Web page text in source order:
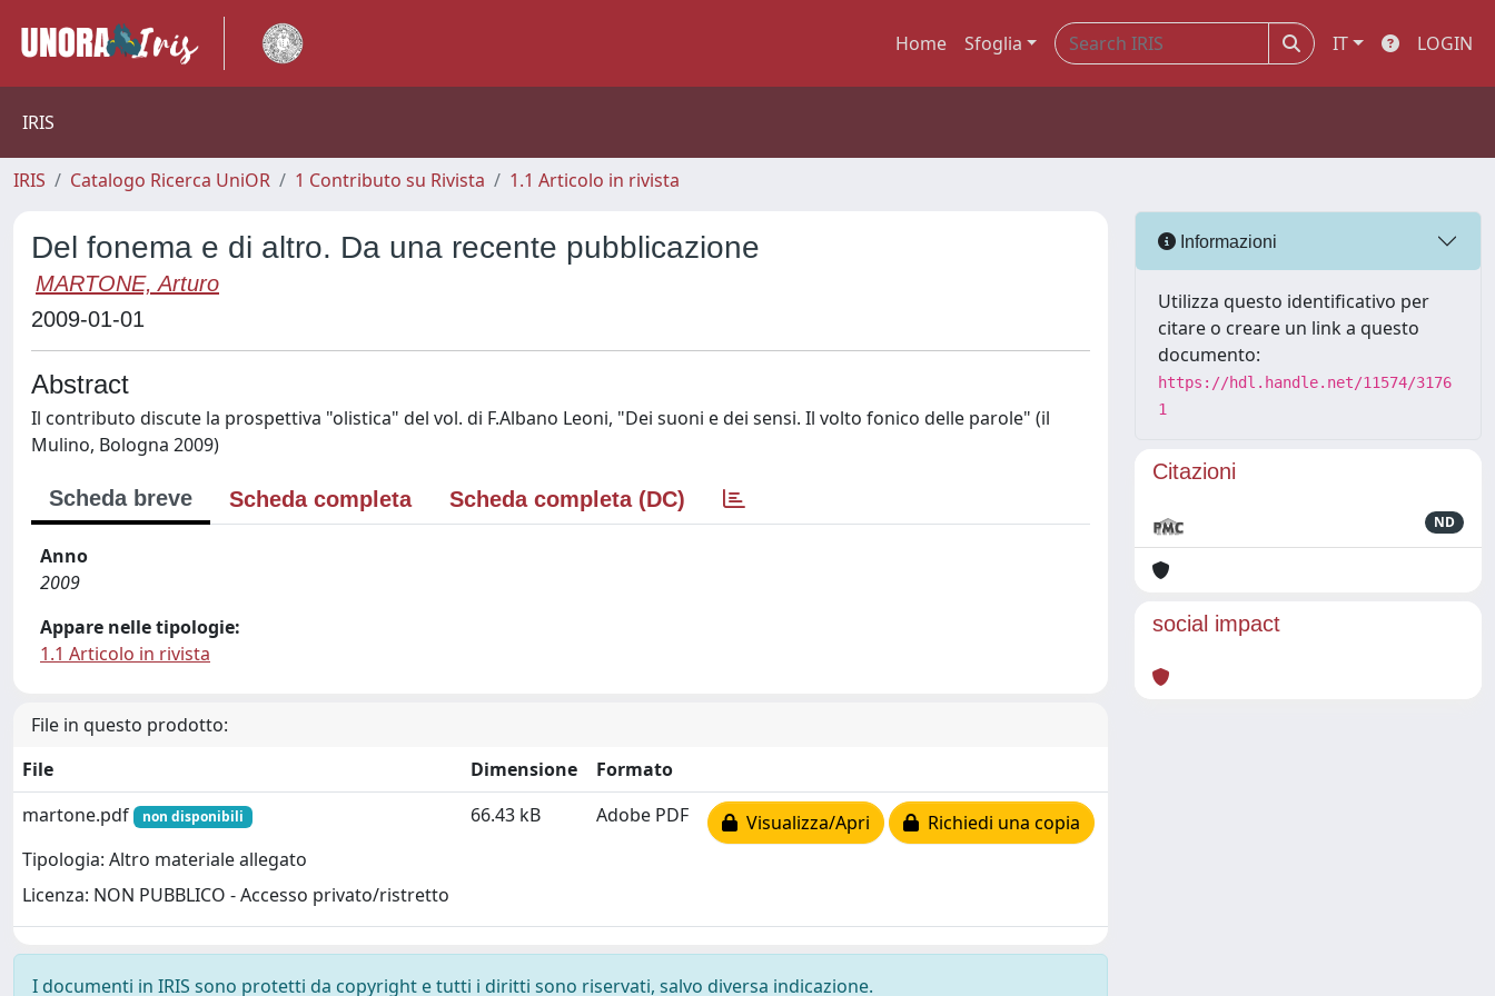
Home Sfoglia IT LOGIN
IRIS
IRIS Catalogo Ricerca UniOR 1 Contributo su Rivista 1.1 Articolo in rivista
Del fonema e di altro. Da una recente pubblicazione
MARTONE, Arturo
2009-01-01
Abstract
Il contributo discute la prospettiva "olistica" del vol. di F.Albano Leoni, "Dei suoni e dei sensi. Il volto fonico delle parole" (il
Mulino, Bologna 2009)
Scheda breve Scheda completa Scheda completa (DC)
Anno
2009
Appare nelle tipologie:
1.1 Articolo in rivista
File in questo prodotto:
File
Dimensione
Formato
martone.pdf
non disponibili
Tipologia: Altro materiale allegato
Licenza: NON PUBBLICO - Accesso privato/ristretto
66.43 kB Adobe PDF Visualizza/Apri Richiedi una copia
I documenti in IRIS sono protetti da copyright e tutti i diritti sono riservati, salvo diversa indicazione.
Informazioni
Utilizza questo identificativo per
citare o creare un link a questo
documento:
https://hdl.handle.net/11574/3176
1
Citazioni
ND
social impact